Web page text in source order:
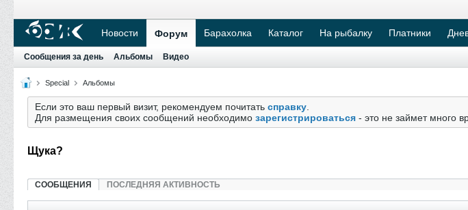
Новости Форум Барахолка Каталог На рыбалку Платники
Сообщения за день Альбомы Видео
Special Альбомы
Если это ваш первый визит, рекомендуем почитать справку
Для размещения своих сообщений необходимо зарегистрироваться - это не займет много
Щука?
СООБЩЕНИЯ ПОСЛЕДНЯЯ АКТИВНОСТЬ